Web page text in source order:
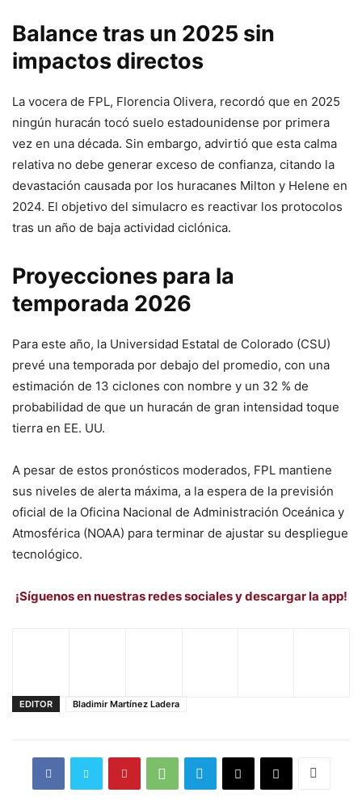
Balance tras un 2025 sin
impactos directos
La vocera de FPL, Florencia Olivera, recordó que en 2025
ningún huracán tocó suelo estadounidense por primera
vez en una década. Sin embargo, advirtió que esta calma
relativa no debe generar exceso de confianza, citando la
devastación causada por los huracanes Milton y Helene en
2024. El objetivo del simulacro es reactivar los protocolos
tras un año de baja actividad ciclónica.
Proyecciones para la
temporada 2026
Para este año, la Universidad Estatal de Colorado (CSU)
prevé una temporada por debajo del promedio, con una
estimación de 13 ciclones con nombre y un 32 % de
probabilidad de que un huracán de gran intensidad toque
tierra en EE. UU.
A pesar de estos pronósticos moderados, FPL mantiene
sus niveles de alerta máxima, a la espera de la previsión
oficial de la Oficina Nacional de Administración Oceánica y
Atmosférica (NOAA) para terminar de ajustar su despliegue
tecnológico.
¡Síguenos en nuestras redes sociales y descargar la app!
EDITOR Bladimir Martínez Ladera